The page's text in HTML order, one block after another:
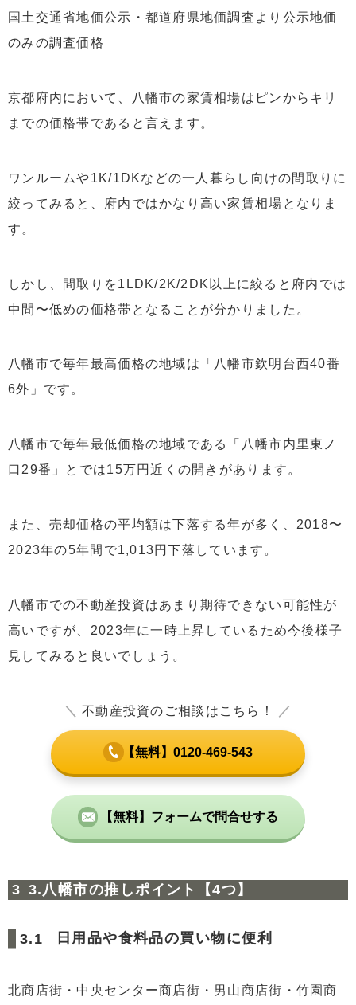
国土交通省地価公示・都道府県地価調査より公示地価
のみの調査価格
京都府内において、八幡市の家賃相場はピンからキリ
までの価格帯であると言えます。
ワンルームや1K/1DKなどの一人暮らし向けの間取りに
絞ってみると、府内ではかなり高い家賃相場となりま
す。
しかし、間取りを1LDK/2K/2DK以上に絞ると府内では
中間〜低めの価格帯となることが分かりました。
八幡市で毎年最高価格の地域は「八幡市欽明台西40番
6外」です。
八幡市で毎年最低価格の地域である「八幡市内里東ノ
口29番」とでは15万円近くの開きがあります。
また、売却価格の平均額は下落する年が多く、2018〜
2023年の5年間で1,013円下落しています。
八幡市での不動産投資はあまり期待できない可能性が
高いですが、2023年に一時上昇しているため今後様子
見してみると良いでしょう。
＼ 不動産投資のご相談はこちら！ ／
【無料】0120-469-543
【無料】フォームで問合せする
3.八幡市の推しポイント【4つ】
日用品や食料品の買い物に便利
北商店街・中央センター商店街・男山商店街・竹園商